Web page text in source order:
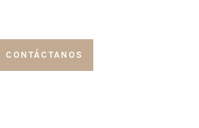
CONTÁCTANOS